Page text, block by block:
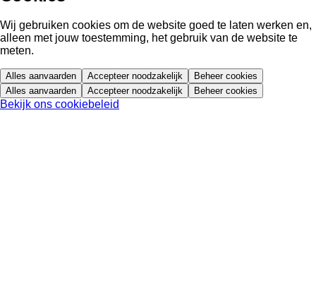
Wij gebruiken cookies om de website goed te laten werken en,
alleen met jouw toestemming, het gebruik van de website te
meten.
Alles aanvaarden Accepteer noodzakelijk
Beheer cookies
Alles aanvaarden
Accepteer noodzakelijk Beheer cookies
Bekijk ons cookiebeleid